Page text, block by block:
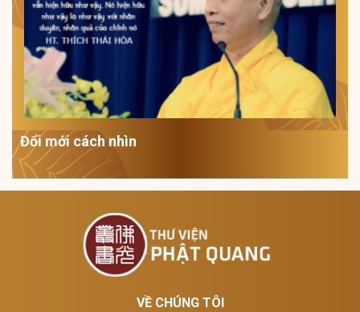
Đổi mới cách nhìn
VỀ CHÚNG TÔI